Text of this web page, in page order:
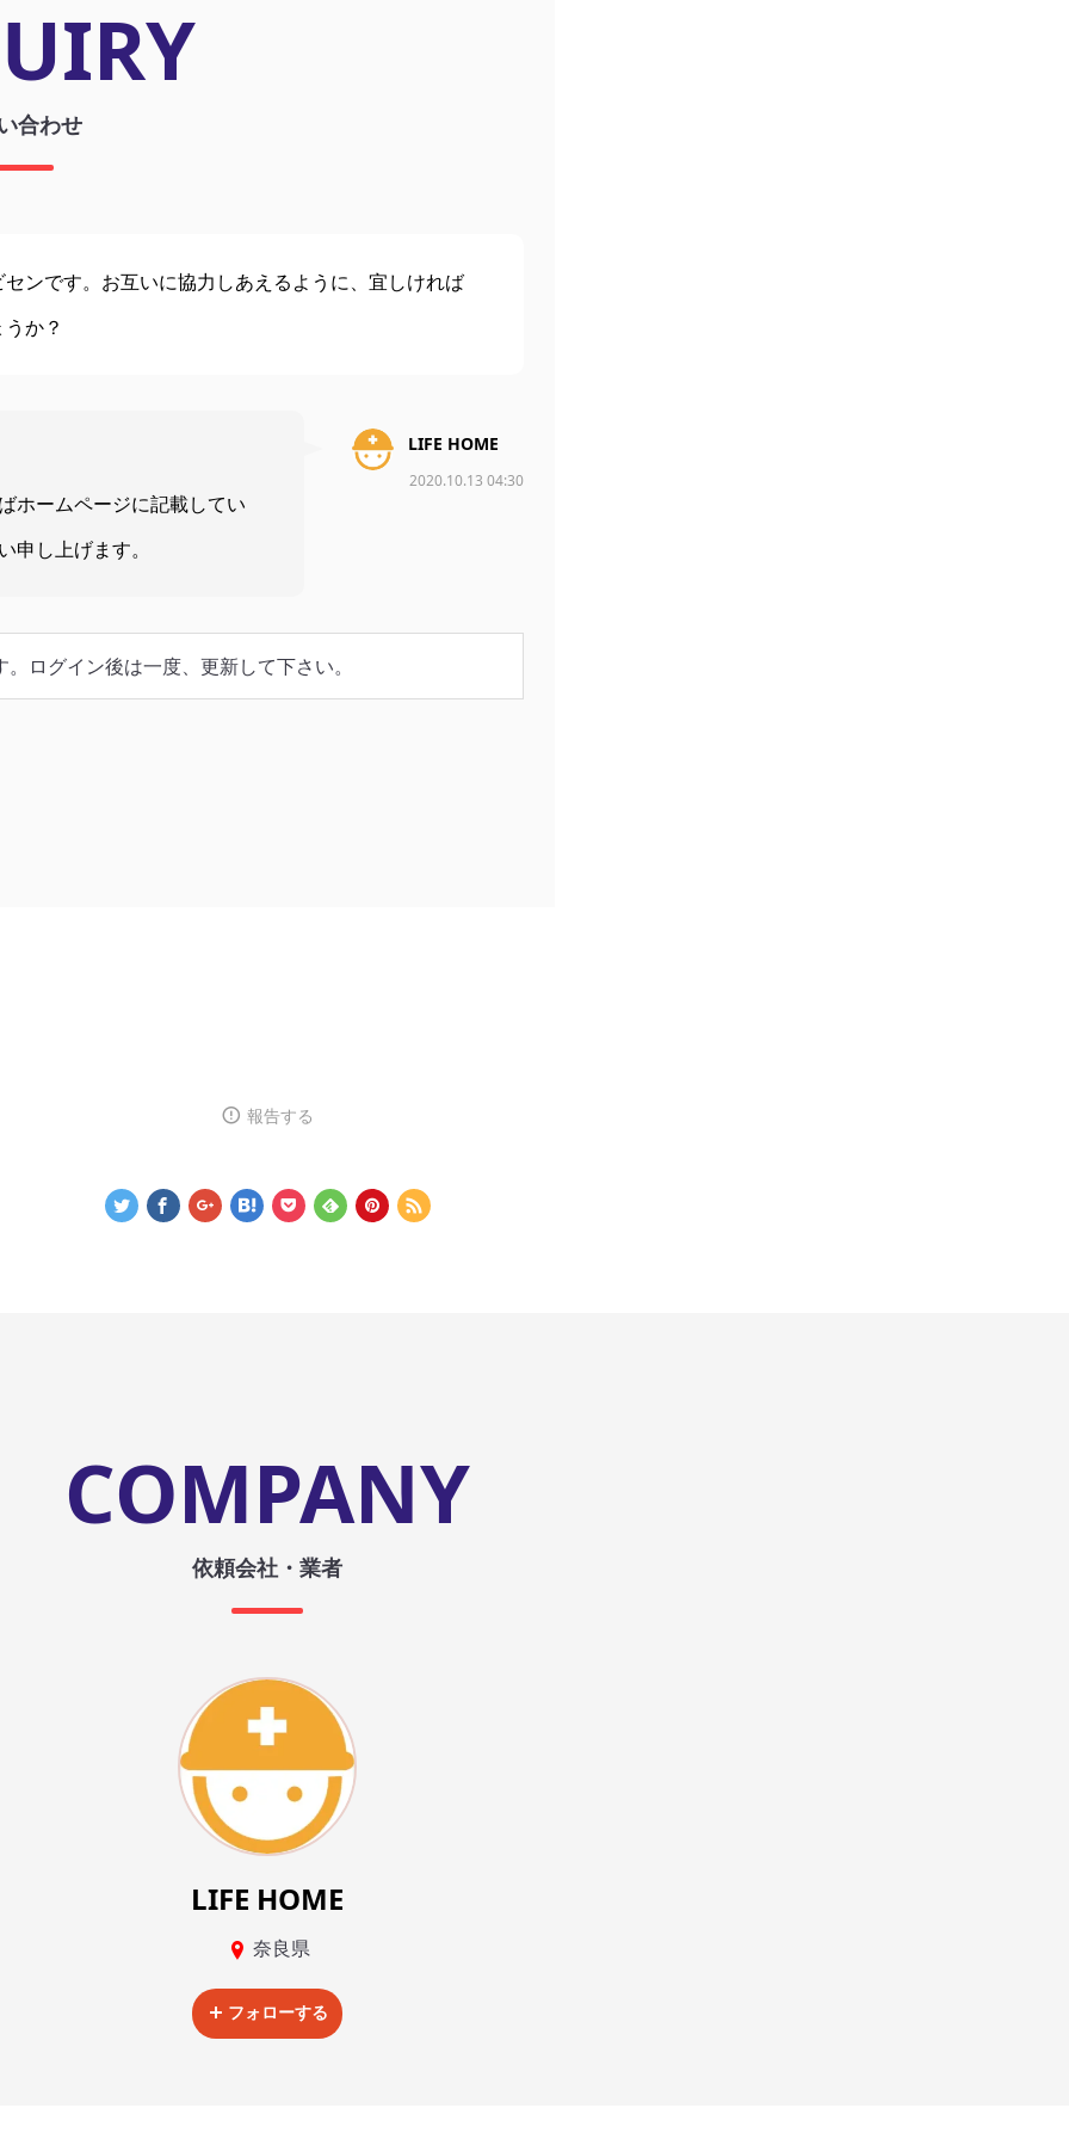
合わせ
ンです。お互いに協力しあえるように、宜しければ
か？
LIFE HOME
2020.10.13 04:30
ホームページに記載してい
し上げます。
ログイン後は一度、更新して下さい。
報告する
COMPANY
依頼会社・業者
LIFE HOME
奈良県
フォローする